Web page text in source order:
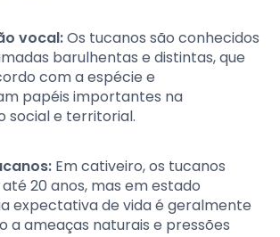
vocal:Os tucanos são conhecidos
barulhentas e distintas, que
com a espécie e
papéis importantes na
social e territorial.
Em cativeiro, os tucanos
20 anos, mas em estado
expectativa de vida é geralmente
a ameaças naturais e pressões